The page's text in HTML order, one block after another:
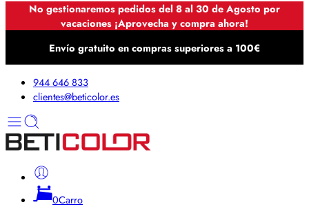
No gestionaremos pedidos del 8 al 30 de Agosto por
vacaciones ¡Aprovecha y compra ahora!
Envío gratuito en compras superiores a 100€
944 646 833
clientes@beticolor.es
0Carro